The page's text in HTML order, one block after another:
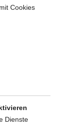
und
in Nordrhein-
Cookies
Dienste